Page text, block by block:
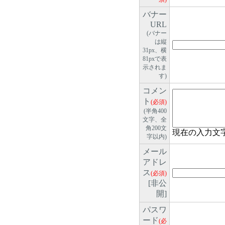
バナー
URL
(バナー
は縦
31px、横
81pxで表
示されま
す)
コメン
ト (必須)
(半角400
文字、全
角200文
字以内)
現在の入力文
メール
アドレ
ス (必須)
[非公
開]
パスワ
ード(必